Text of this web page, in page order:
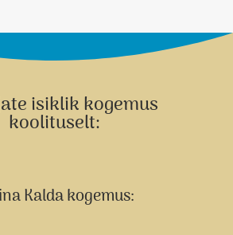
isiklik kogemus
koolituselt:
Kalda kogemus: